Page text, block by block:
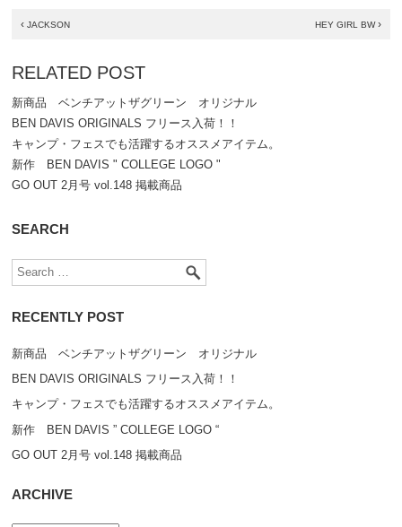
‹ JACKSON HEY GIRL BW›
RELATED POST
新商品 ベンチアットザグリーン オリジナル
BEN DAVIS ORIGINALS フリース入荷！！
キャンプ・フェスでも活躍するオススメアイテム。
新作 BEN DAVIS " COLLEGE LOGO "
GO OUT 2月号 vol.148 掲載商品
SEARCH
RECENTLY POST
新商品 ベンチアットザグリーン オリジナル
BEN DAVIS ORIGINALS フリース入荷！！
キャンプ・フェスでも活躍するオススメアイテム。
新作 BEN DAVIS ” COLLEGE LOGO “
GO OUT 2月号 vol.148 掲載商品
ARCHIVE